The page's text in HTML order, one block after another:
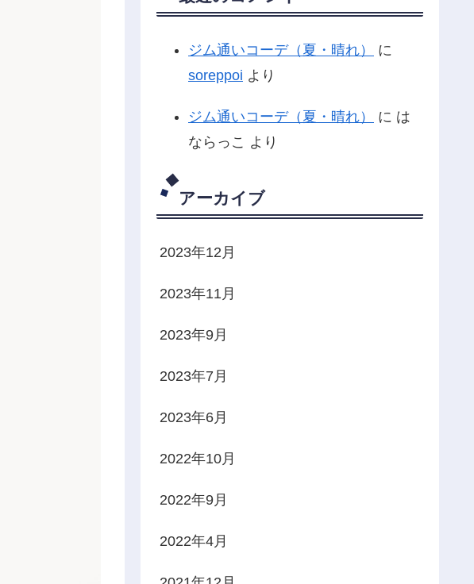
ジム通いコーデ（夏・晴れ）
に
soreppoi より
ジム通いコーデ（夏・晴れ） に は
ならっこ より
アーカイブ
2023年12月
2023年11月
2023年9月
2023年7月
2023年6月
2022年10月
2022年9月
2022年4月